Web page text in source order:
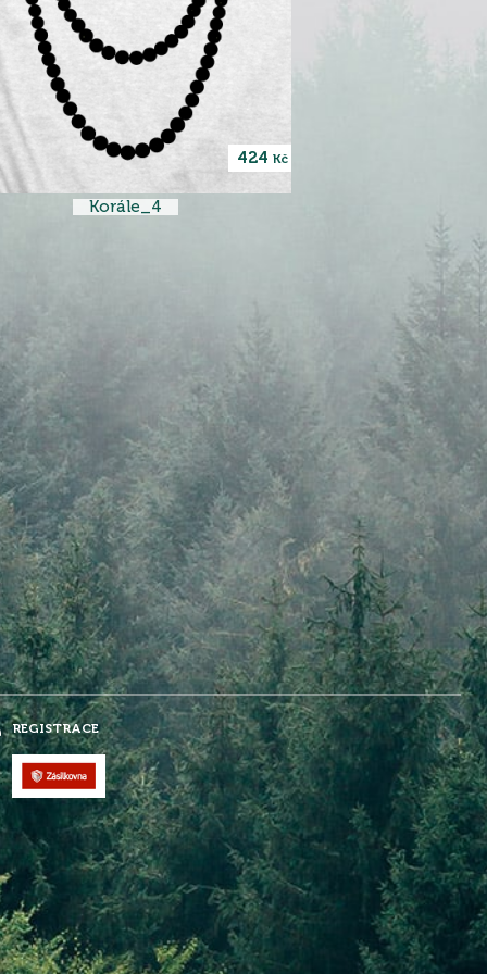
424 Kč
Korále_4
REGISTRACE